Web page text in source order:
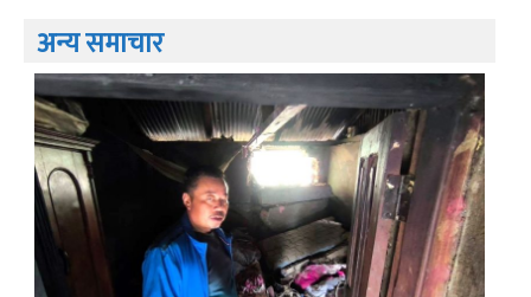
अन्य समाचार